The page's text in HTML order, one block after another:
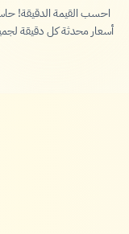
احسب القيمة الدقيقة!